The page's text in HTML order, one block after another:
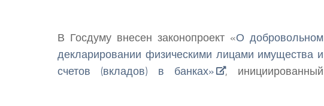
В Госдуму внесен законопроект «О добровольном
декларировании физическими лицами имущества и
счетов (вкладов) в банках»
, инициированный